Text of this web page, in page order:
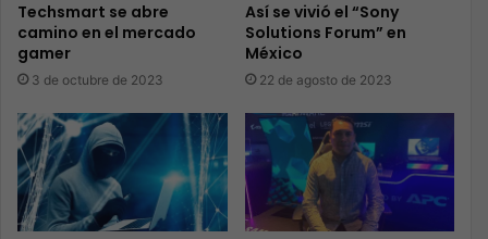
Techsmart se abre
camino en el mercado
gamer
3 de octubre de 2023
Así se vivió el “Sony
Solutions Forum” en
México
22 de agosto de 2023